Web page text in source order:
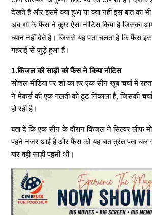
देखते है और इसमें क्या हुआ या क्या नहीं इस बात का
अब शो के फैंस ने कुछ ऐसा नोटिस किया है जिसका
ध्यान नहीं देते है। जिससे यह पता चलता है कि फैंस
गहराई से जुड़े हुआ हैं।
1.किंजल की साड़ी को फैंस ने किया नोटिस
सोशल मीडिया पर शो का हर एक सीन खूब चर्चा में
ने मेकर्स की एक गलती को ढूंढ निकाला है, जिसकी
हो रही है।
बता दें कि एक सीन के दौरान किंजल ने सिल्वर लीफ
पहने नजर आईं है और फैंस को यह बात तुरंत पता चल
बार वही साड़ी पहनी थी।